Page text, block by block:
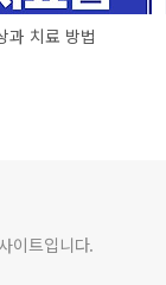
과 치료 방법
이트입니다.